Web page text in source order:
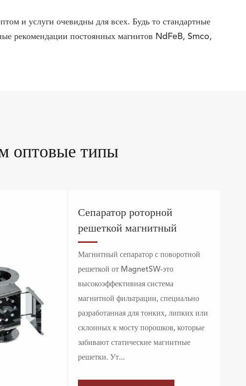
и услуги очевидны для всех. Будь то стандартные
рекомендации постоянных магнитов NdFeB, Smco,
оптовые типы
Сепаратор роторной
решеткой магнитный
Магнитный сепаратор с поворотной
решеткой от MagnetSW-это
высокоэффективная система
магнитной фильтрации, специально
разработанная для тонких, липких или
склонных к мосту порошков, которые
забивают статические магнитные
решетки. Ут...